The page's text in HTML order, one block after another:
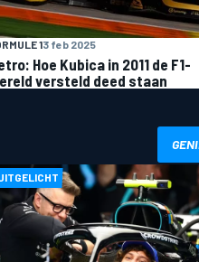
13 feb 2025
Hoe Kubica in 2011 de F1-
versteld deed staan